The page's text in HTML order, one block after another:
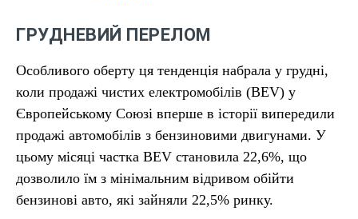
ГРУДНЕВИЙ ПЕРЕЛОМ
Особливого оберту ця тенденція набрала у грудні,
коли продажі чистих електромобілів (BEV) у
Європейському Союзі вперше в історії випередили
продажі автомобілів з бензиновими двигунами. У
цьому місяці частка BEV становила 22,6%, що
дозволило їм з мінімальним відривом обійти
бензинові авто, які зайняли 22,5% ринку.